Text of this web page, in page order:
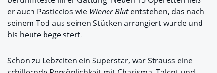
er auch Pasticcios wie Wiener Blutentstehen, das nach
seinem Tod aus seinen Stücken arrangiert wurde und
bis heute begeistert.
Schon zu Lebzeiten ein Superstar, war Strauss eine